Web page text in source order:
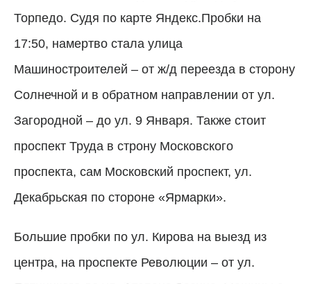
Торпедо. Судя по карте Яндекс.Пробки на
17:50, намертво стала улица
Машиностроителей – от ж/д переезда в сторону
Солнечной и в обратном направлении от ул.
Загородной – до ул. 9 Января. Также стоит
проспект Труда в строну Московского
проспекта, сам Московский проспект, ул.
Декабрьская по стороне «Ярмарки».
Большие пробки по ул. Кирова на выезд из
центра, на проспекте Революции – от ул.